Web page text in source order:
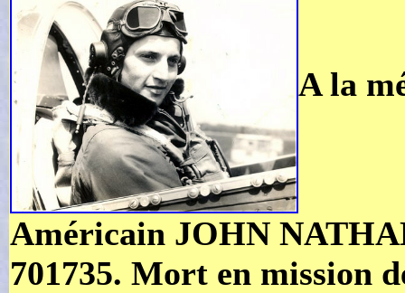
A la
Américain JOHN
701735. Mort en mission